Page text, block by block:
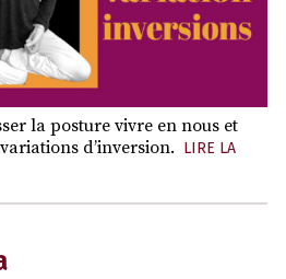
la posture vivre en nous et
d’inversion. LIRE LA